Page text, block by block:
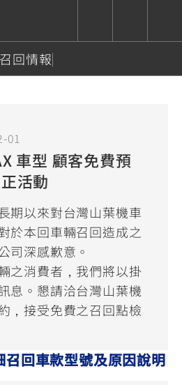
MT-
550+
MT-
XSR
550+
XSR
155
150
FZ-X
Limi
125
Vinoora
125
BW'S
PW50
50
Zii
125
JOG
125
瀏覽紀錄
召回情報
01
車型 顧客免費預
活動
期以來對台灣山葉機車
於本回車輛召回造成之
司深感歉意。
之消費者，我們將以掛
息。懇請洽台灣山葉機
，接受免費之召回點檢
召回車款型號及原因說明